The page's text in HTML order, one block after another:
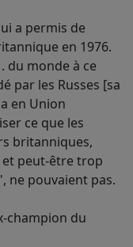
a permis de
en 1976.
du monde à ce
par les Russes [sa
en Union
ce que les
britanniques,
peut-être trop
ne pouvaient pas.
champion du